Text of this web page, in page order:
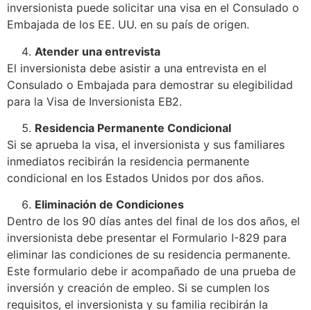
inversionista puede solicitar una visa en el Consulado o
Embajada de los EE. UU. en su país de origen.
Atender una entrevista
El inversionista debe asistir a una entrevista en el
Consulado o Embajada para demostrar su elegibilidad
para la Visa de Inversionista EB2.
Residencia Permanente Condicional
Si se aprueba la visa, el inversionista y sus familiares
inmediatos recibirán la residencia permanente
condicional en los Estados Unidos por dos años.
Eliminación de Condiciones
Dentro de los 90 días antes del final de los dos años, el
inversionista debe presentar el Formulario I-829 para
eliminar las condiciones de su residencia permanente.
Este formulario debe ir acompañado de una prueba de
inversión y creación de empleo. Si se cumplen los
requisitos, el inversionista y su familia recibirán la